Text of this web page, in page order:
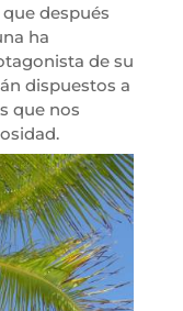
después
ha
de su
dispuestos a
que nos